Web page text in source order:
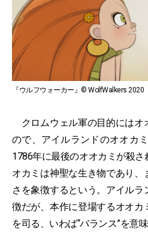
『ウルフウォーカー』© WolfWalkers 2020
クロムウェル軍の目的にはオ
ので、アイルランドのオオカ
1786年に最後のオオカミが殺
オカミは神聖な生き物であり
さを象徴するという。アイル
徴だが、本作に登場するオオ
を司る、いわば“バランス”を意味